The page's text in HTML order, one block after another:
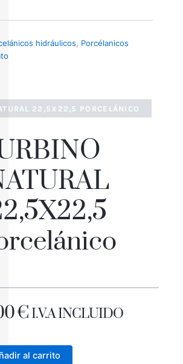
hidráulicos, Porcélanicos
22,5X22,5 PORCELÁNICO
€ I.V.A INCLUIDO
al carrito